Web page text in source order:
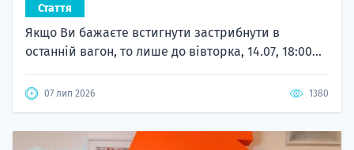
Стаття
Якщо Ви бажаєте встигнути застрибнути в
останній вагон, то лише до вівторка, 14.07, 18:00...
07 лип 2026 1380